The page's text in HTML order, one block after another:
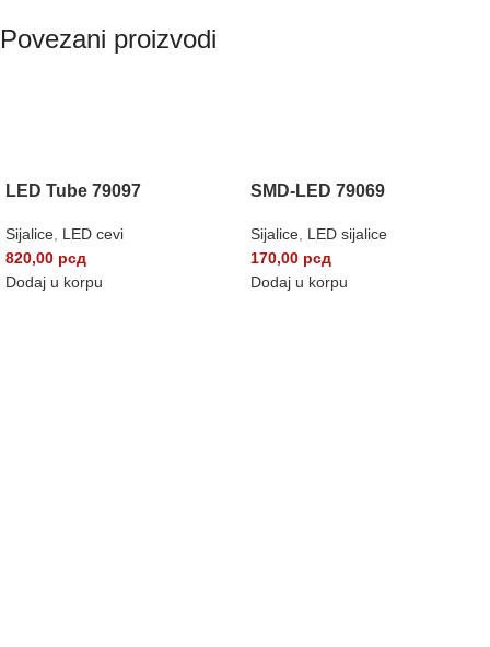
Povezani proizvodi
LED Tube 79097
Sijalice LED cevi
820,00 рсд
Dodaj u korpu
SMD-LED 79069
Sijalice LED sijalice
170,00 рсд
Dodaj u korpu